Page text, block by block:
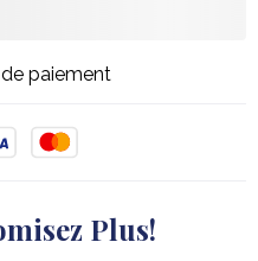
paiement
Plus!